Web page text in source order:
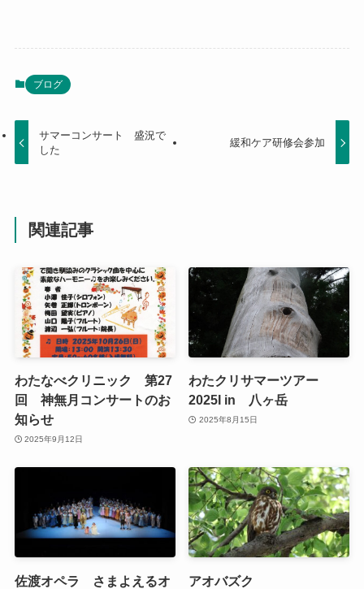
ブログ
サマーコンサート 盛況で
した
緩和ケア研修会参加
関連記事
わたなべクリニック 第27
回 神無月コンサートのお
知らせ
2025年9月12日
わたクリサマーツアー
2025I in 八ヶ岳
2025年8月15日
佐渡オペラ さまよえるオ
アオバズク